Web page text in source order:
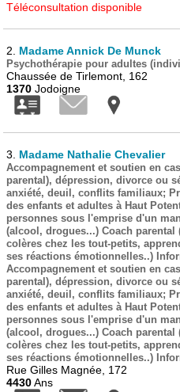
Téléconsultation disponible
2. Madame Annick De Munck
Psychothérapie pour adultes
Chaussée de Tirlemont, 162
1370 Jodoigne
3. Madame Nathalie Chevalier
Accompagnement et soutien en
parental), dépression, divorce ou
anxiété, deuil, conflits familiaux;
des enfants et adultes à Haut
personnes sous l'emprise d'un
(alcool, drogues...) Coach
colères chez les tout-petits,
ses réactions émotionnelles..)
Accompagnement et soutien en
parental), dépression, divorce ou
anxiété, deuil, conflits familiaux;
des enfants et adultes à Haut
personnes sous l'emprise d'un
(alcool, drogues...) Coach
colères chez les tout-petits,
ses réactions émotionnelles..)
Rue Gilles Magnée, 172
4430Ans